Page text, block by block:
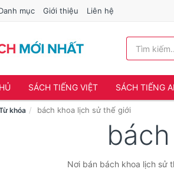
mục Giới thiệu Liên hệ
SÁCH TIẾNG VIỆT SÁCH TIẾNG
khóa bách khoa lịch sử thế giới
Nơi bán bách khoa lịch sử